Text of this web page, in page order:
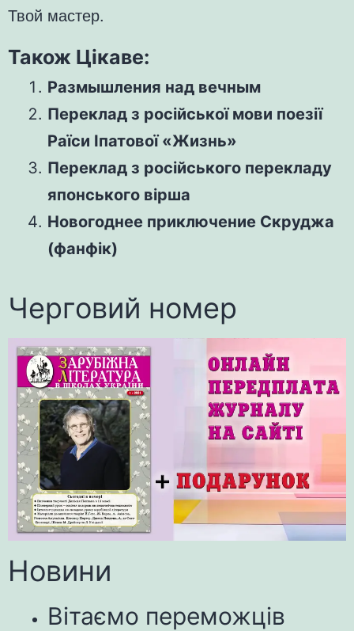
Твой мастер.
Також Цікаве:
Размышления над вечным
Переклад з російської мови поезії
Раїси Іпатової «Жизнь»
Переклад з російського перекладу
японського вірша
Новогоднее приключение Скруджа
(фанфік)
Черговий номер
Новини
Вітаємо переможців